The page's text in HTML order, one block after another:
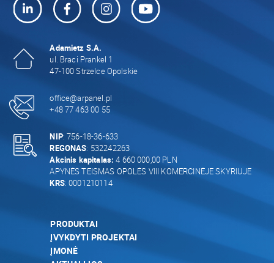
Adamietz S.A.
ul. Braci Prankel 1
47-100 Strzelce Opolskie
office@arpanel.pl
+48 77 463 00 55
NIP: 756-18-36-633
REGONAS: 532242263
Akcinis kapitalas: 4 660 000,00 PLN
APYNĖS TEISMAS OPOLĖS VIII KOMERCINĖJE SKYRIUJE
KRS: 0001210114
PRODUKTAI
ĮVYKDYTI PROJEKTAI
ĮMONĖ